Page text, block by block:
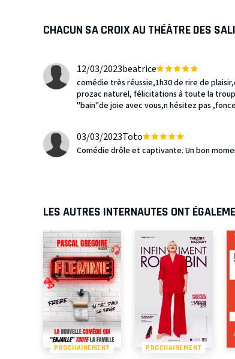
CHACUN SA CROIX AU THÉÂTRE DES
12/03/2023beatrice
comédie très réussie,1h30 de rire de
prozac naturel, félicitations à toute la
"bain"de joie avec vous,n hésitez pas
03/03/2023Toto
Comédie drôle et captivante. Un bon
LES AUTRES INTERNAUTES ONT
PROCHAINEMENT PROCHAINEMENT